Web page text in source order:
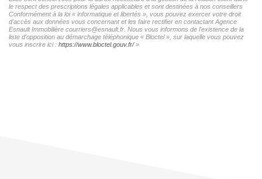
le respect des prescriptions légales applicables et sont destinées à nos conseillers
Conformément à la loi « informatique et libertés », vous pouvez exercer votre droit
d'accès aux données vous concernant et les faire rectifier en contactant Agence
Esnault Immobilière courriers@esnault.fr. Nous vous informons de l'existence de la
liste d'opposition au démarchage téléphonique « Bloctel », sur laquelle vous pouvez
vous inscrire ici : https://www.bloctel.gouv.fr/»